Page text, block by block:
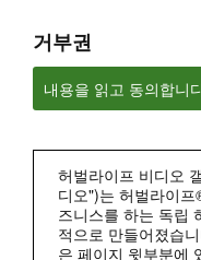
거부권
내용을 읽고 동의합니
허벌라이프 비디오
디오")는 허벌라이
즈니스를 하는 독립
적으로 만들어졌습
은 페이지 윗부분에